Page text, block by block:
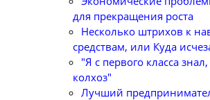
для прекращения роста
Несколько штрихов к
средствам, или Куда
"Я с первого класса
колхоз"
Лучший